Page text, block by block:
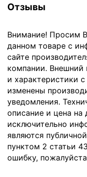
Отзывы
Внимание! Просим
данном товаре с
сайте
компании. Внешний
и характеристики
изменены
уведомления.
описание и цена на
исключительно
являются
пунктом 2 статьи
ошибку,